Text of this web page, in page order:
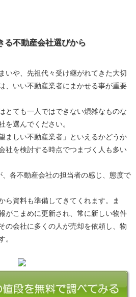
る不動産会社選びから
いや、先祖代々受け継がれてきた大切
、いい不動産業者にまかせる事が重要
とても一人ではできない煩雑なものな
を選んでください。
ましい不動産業者」といえるかどうか
社を検討する時点でつまづく人も多い
各不動産会社の担当者の感じ、態度で
ら資料も準備してきてくれます。ま
がこまめに更新され、常に新しい物件
の会社に多くの人が売却を依頼し、物
。